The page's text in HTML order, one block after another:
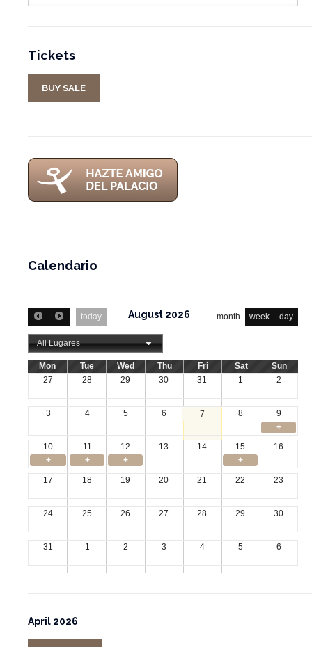
Tickets
BUY SALE
Calendario
today month week day
August 2026
All Lugares
Mon Tue Wed Thu Fri Sat
Sun
27
28 29 30 31 1 2
3 4 5 6 7 8
9
+
10
11 12 13 14 15
16
+
+ + +
17 18 19 20 21 22 23
24 25 26 27 28 29 30
31 1 2 3 4 5 6
April 2026